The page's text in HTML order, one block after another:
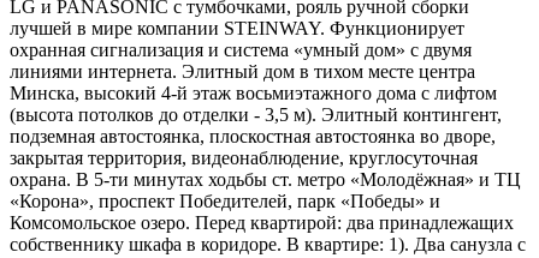
LG и PANASONIC с тумбочками, рояль ручной сборки
лучшей в мире компании STEINWAY. Функционирует
охранная сигнализация и система «умный дом» с двумя
линиями интернета. Элитный дом в тихом месте центра
Минска, высокий 4-й этаж восьмиэтажного дома с лифтом
(высота потолков до отделки - 3,5 м). Элитный контингент,
подземная автостоянка, плоскостная автостоянка во дворе,
закрытая территория, видеонаблюдение, круглосуточная
охрана. В 5-ти минутах ходьбы ст. метро «Молодёжная» и ТЦ
«Корона», проспект Победителей, парк «Победы» и
Комсомольское озеро. Перед квартирой: два принадлежащих
собственнику шкафа в коридоре. В квартире: 1). Два санузла с